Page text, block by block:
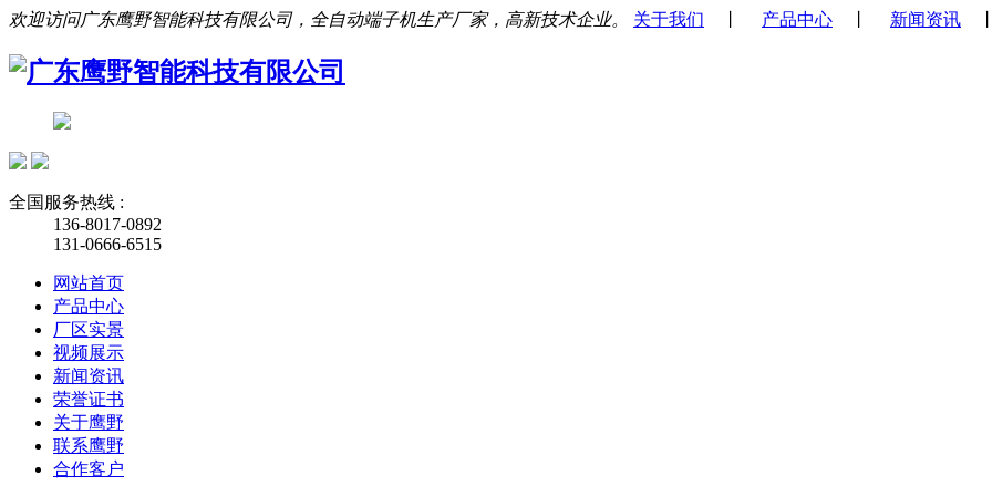
欢迎访问广东鹰野智能科技有限公司，全自动端子机生产厂家，高新技术企业。 关于我们 产品中心 新闻资讯
全国服务热线 :
136-8017-0892
131-0666-6515
网站首页
产品中心
厂区实景
视频展示
新闻资讯
荣誉证书
关于鹰野
联系鹰野
合作客户